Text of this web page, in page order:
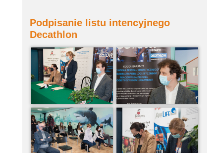
Podpisanie listu intencyjnego
Decathlon